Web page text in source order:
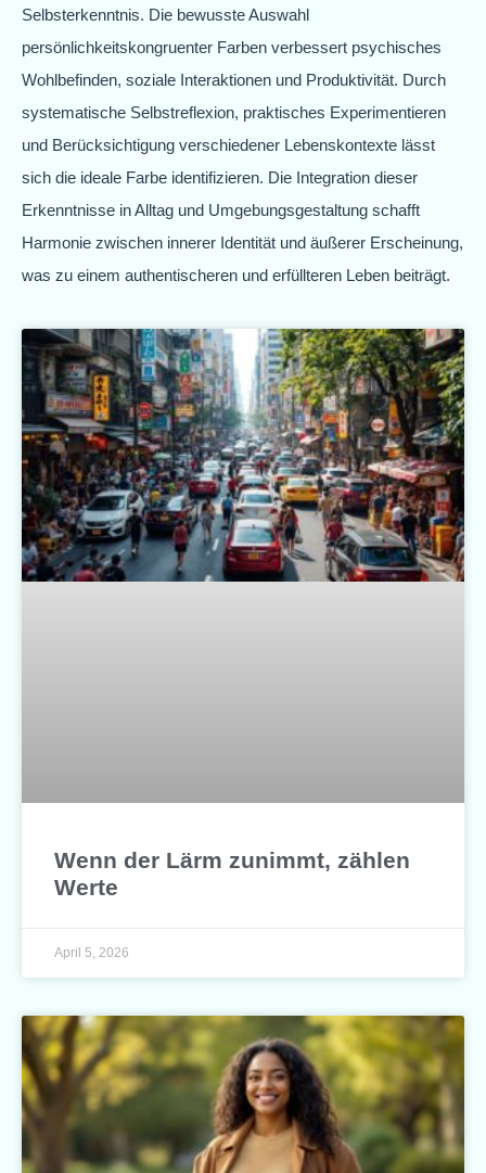
Wenn der Lärm zunimmt, zählen
Werte
April 5, 2026
Selbsterkenntnis. Die bewusste Auswahl
persönlichkeitskongruenter Farben verbessert psychisches
Wohlbefinden, soziale Interaktionen und Produktivität. Durch
systematische Selbstreflexion, praktisches Experimentieren
und Berücksichtigung verschiedener Lebenskontexte lässt
sich die ideale Farbe identifizieren. Die Integration dieser
Erkenntnisse in Alltag und Umgebungsgestaltung schafft
Harmonie zwischen innerer Identität und äußerer Erscheinung,
was zu einem authentischeren und erfüllteren Leben beiträgt.